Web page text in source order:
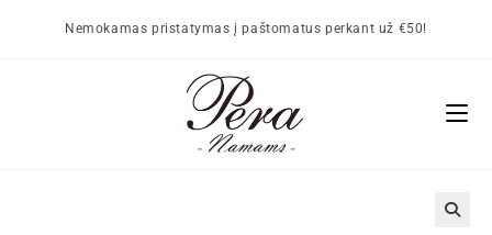
Nemokamas pristatymas į paštomatus perkant už €50!